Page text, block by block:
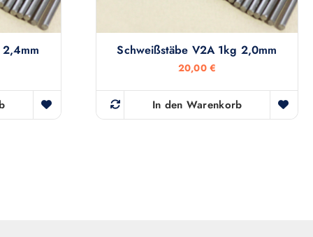
Schweißstäbe V2A 1kg 2,0mm
20,00 €
In den Warenkorb